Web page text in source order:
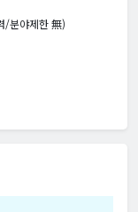
/분야제한 無)